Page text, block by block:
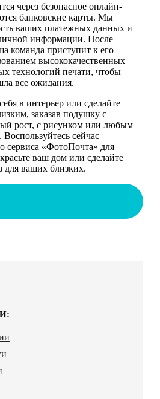
через безопасное онлайн-
банковские карты. Мы
ваших платежных данных и
информации. После
команда приступит к его
высококачественных
технологий печати, чтобы
все ожидания.
в интерьер или сделайте
заказав подушку с
рост, с рисунком или любым
сейчас
сервиса «ФотоПочта» для
ваш дом или сделайте
ваших близких.